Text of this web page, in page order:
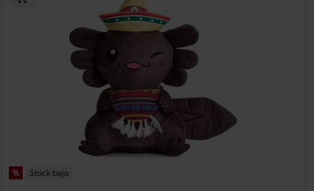
% Stock bajo